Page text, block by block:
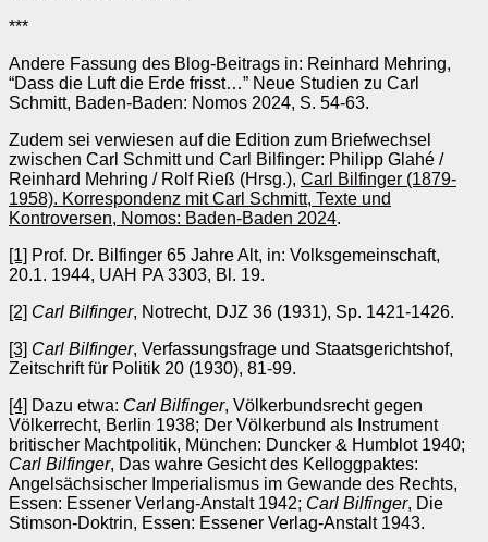
***
Andere Fassung des Blog-Beitrags in: Reinhard Mehring,
“Dass die Luft die Erde frisst…” Neue Studien zu Carl
Schmitt, Baden-Baden: Nomos 2024, S. 54-63.
Zudem sei verwiesen auf die Edition zum Briefwechsel
zwischen Carl Schmitt und Carl Bilfinger: Philipp Glahé /
Reinhard Mehring / Rolf Rieß (Hrsg.), Carl Bilfinger (1879-
1958). Korrespondenz mit Carl Schmitt, Texte und
Kontroversen, Nomos: Baden-Baden 2024.
[1] Prof. Dr. Bilfinger 65 Jahre Alt, in: Volksgemeinschaft,
20.1. 1944, UAH PA 3303, Bl. 19.
[2] Carl Bilfinger, Notrecht, DJZ 36 (1931), Sp. 1421-1426.
[3] Carl Bilfinger, Verfassungsfrage und Staatsgerichtshof,
Zeitschrift für Politik 20 (1930), 81-99.
[4] Dazu etwa: Carl Bilfinger, Völkerbundsrecht gegen
Völkerrecht, Berlin 1938; Der Völkerbund als Instrument
britischer Machtpolitik, München: Duncker & Humblot 1940;
Carl Bilfinger, Das wahre Gesicht des Kelloggpaktes:
Angelsächsischer Imperialismus im Gewande des Rechts,
Essen: Essener Verlang-Anstalt 1942; Carl Bilfinger, Die
Stimson-Doktrin, Essen: Essener Verlag-Anstalt 1943.